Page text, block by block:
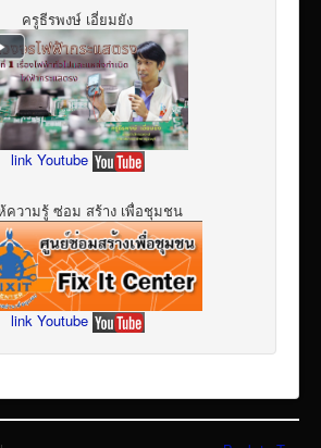
ครูธีรพงษ์ เอี่ยมยัง
link Youtube
ความรู้ ซ่อม สร้าง เพื่อชุมชน
link Youtube